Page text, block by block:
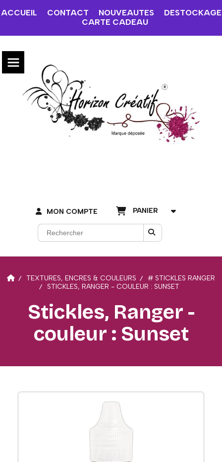
ACCUEIL CONTACT NOUVEAUTES
DESTOCKAGE
CARTE CADEAU
MON COMPTE PANIER
TEXTURES, ENCRES & COULEURS
# STICKLES RANGER
STICKLES, RANGER - COULEUR : SUNSET
Stickles, Ranger -
couleur : Sunset